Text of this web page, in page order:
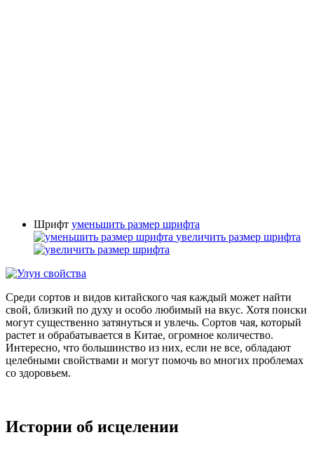
Шрифт уменьшить размер шрифта
увеличить размер шрифта
Среди сортов и видов китайского чая каждый может найти
свой, близкий по духу и особо любимый на вкус. Хотя поиски
могут существенно затянуться и увлечь. Сортов чая, который
растет и обрабатывается в Китае, огромное количество.
Интересно, что большинство из них, если не все, обладают
целебными свойствами и могут помочь во многих проблемах
со здоровьем.
Истории об исцелении